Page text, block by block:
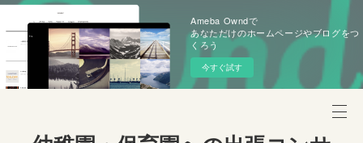
Ameba Owndで
あなただけのホームページやブログをつ
くろう
今すぐ試す